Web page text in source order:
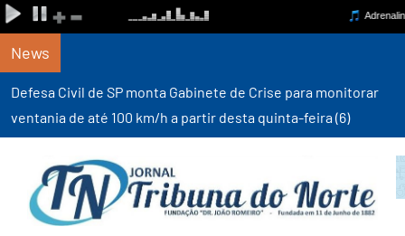
News
Defesa Civil de SP monta Gabinete de Crise para monitorar
ventania de até 100 km/h a partir desta quinta-feira (6)